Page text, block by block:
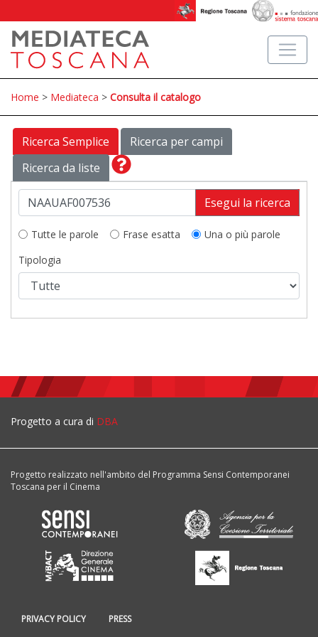
Home > Mediateca > Consulta il catalogo
Ricerca Semplice
Ricerca per campi
Ricerca da liste
Esegui la ricerca
Tutte le parole Frase esatta
Una o più parole
Tipologia
Progetto a cura di DBA
Progetto realizzato nell'ambito del Programma Sensi Contemporanei
Toscana per il Cinema
PRIVACY POLICY PRESS